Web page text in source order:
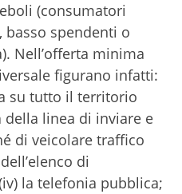
(consumatori
spendenti o
Nell’offerta minima
figurano infatti:
su tutto il territorio
della linea di inviare e
di veicolare traffico
di
la telefonia pubblica;